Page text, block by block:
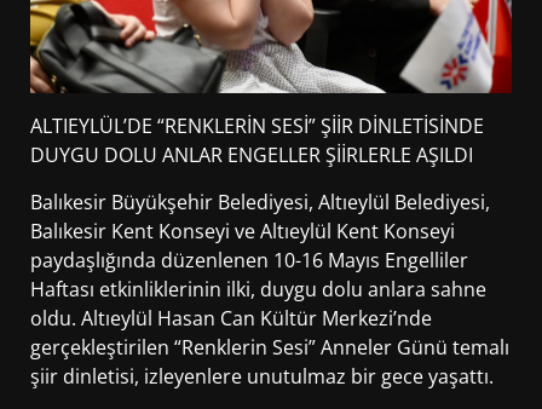
ALTIEYLÜL’DE “RENKLERİN SESİ” ŞİİR DİNLETİSİNDE
DUYGU DOLU ANLAR ENGELLER ŞİİRLERLE AŞILDI
Balıkesir Büyükşehir Belediyesi, Altıeylül Belediyesi,
Balıkesir Kent Konseyi ve Altıeylül Kent Konseyi
paydaşlığında düzenlenen 10-16 Mayıs Engelliler
Haftası etkinliklerinin ilki, duygu dolu anlara sahne
oldu. Altıeylül Hasan Can Kültür Merkezi’nde
gerçekleştirilen “Renklerin Sesi” Anneler Günü temalı
şiir dinletisi, izleyenlere unutulmaz bir gece yaşattı.